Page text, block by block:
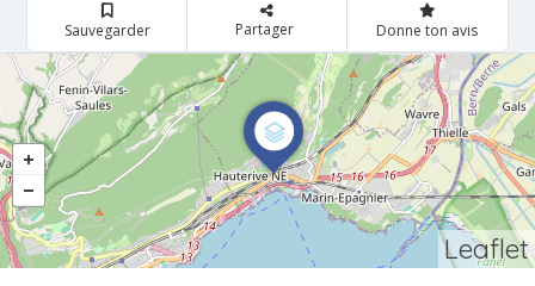
Sauvegarder Partager Donne ton avis
Leaflet